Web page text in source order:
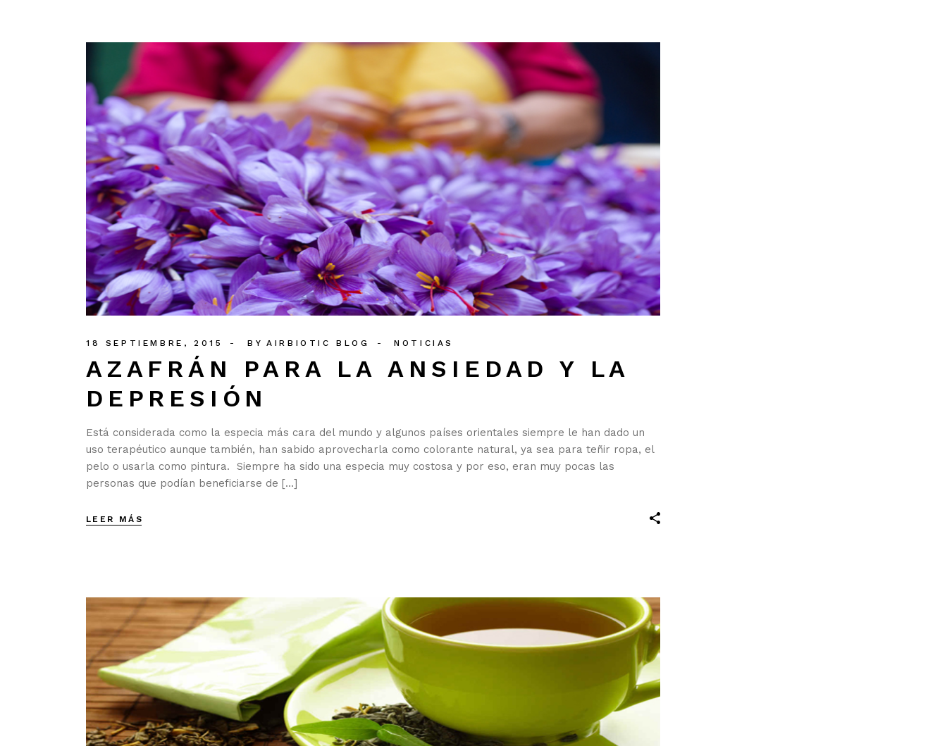
18 SEPTIEMBRE, 2015 BY AIRBIOTIC BLOG NOTICIAS
AZAFRÁN PARA LA ANSIEDAD Y LA
DEPRESIÓN
Está considerada como la especia más cara del mundo y algunos países orientales siempre le han dado un
uso terapéutico aunque también, han sabido aprovecharla como colorante natural, ya sea para teñir ropa, el
pelo o usarla como pintura. Siempre ha sido una especia muy costosa y por eso, eran muy pocas las
personas que podían beneficiarse de […]
LEER MÁS